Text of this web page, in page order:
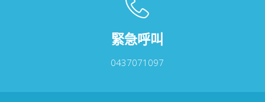
緊急呼叫
0437071097